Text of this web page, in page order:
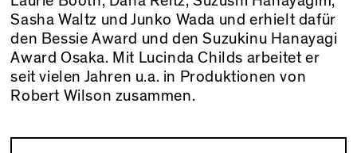
Sasha Waltz und Junko Wada und erhielt dafür
den Bessie Award und den Suzukinu Hanayagi
Award Osaka. Mit Lucinda Childs arbeitet er
seit vielen Jahren u.a. in Produktionen von
Robert Wilson zusammen.